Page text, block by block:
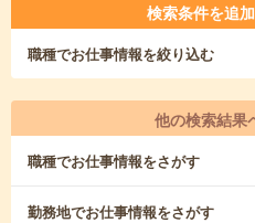
検索条件を追
職種でお仕事情報を絞り込む
他の検索結果
職種でお仕事情報をさがす
勤務地でお仕事情報をさがす